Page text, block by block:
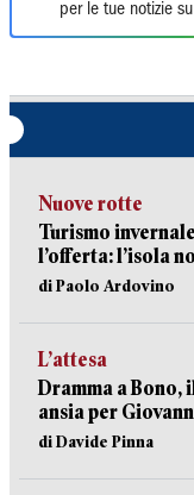
per le tue notizie
Nuove rotte
Turismo
l’offerta: l’isola
di Paolo Ardovino
L’attesa
Dramma a Bono,
ansia per
di Davide Pinna